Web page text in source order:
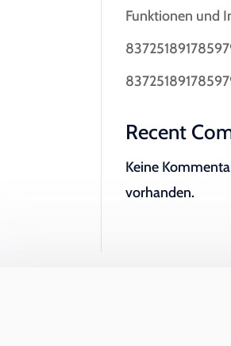
Funktionen und
Recent
Keine
vorhanden.